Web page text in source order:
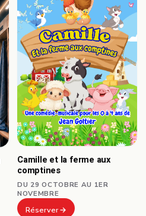
Camille et la ferme aux
comptines
DU 29 OCTOBRE AU 1ER
NOVEMBRE
Réserver